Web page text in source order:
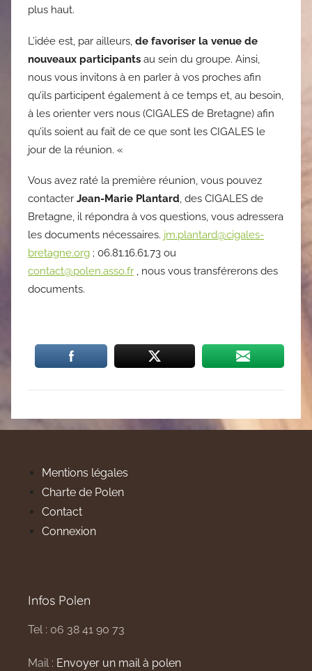
plus haut.
L’idée est, par ailleurs, de favoriser la venue de
nouveaux participants au sein du groupe. Ainsi,
nous vous invitons à en parler à vos proches afin
qu’ils participent également à ce temps et, au besoin,
à les orienter vers nous (CIGALES de Bretagne) afin
qu’ils soient au fait de ce que sont les CIGALES le
jour de la réunion. «
Vous avez raté la première réunion, vous pouvez
contacter Jean-Marie Plantard, des CIGALES de
Bretagne, il répondra à vos questions, vous adressera
les documents nécessaires. jm.plantard@cigales-
bretagne.org ; 06.81.16.61.73 ou
contact@polen.asso.fr , nous vous transférerons des
documents.
Mentions légales
Charte de Polen
Contact
Connexion
Infos Polen
Tel : 06 38 41 90 73
Mail : Envoyer un mail à polen